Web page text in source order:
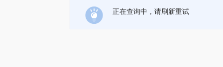
正在查询中，请刷新重试